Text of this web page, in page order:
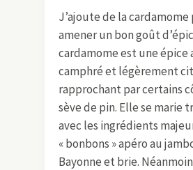
J’ajoute de la
amener un bon goût
cardamome est une épice
camphré et légèrement
rapprochant par certains
sève de pin. Elle se marie
avec les ingrédients
« bonbons » apéro au
Bayonne et brie.